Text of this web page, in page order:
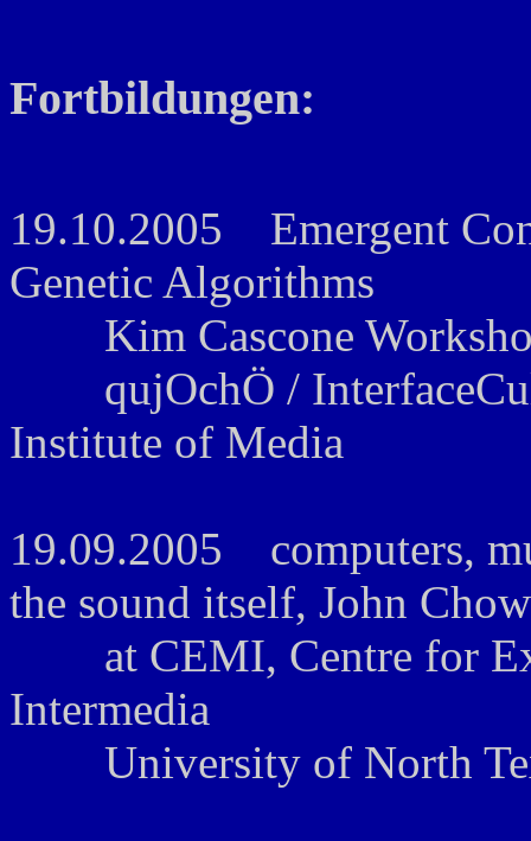
Fortbildungen:
19.10.2005 Emergent
Genetic Algorithms
Kim Cascone
qujOchÖ /
Institute of Media
19.09.2005 computers,
the sound itself, John
at CEMI, Centre for
Intermedia
University of North